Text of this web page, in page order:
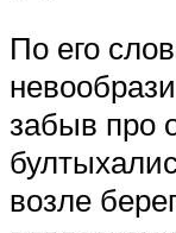
По его
забыв про
возле